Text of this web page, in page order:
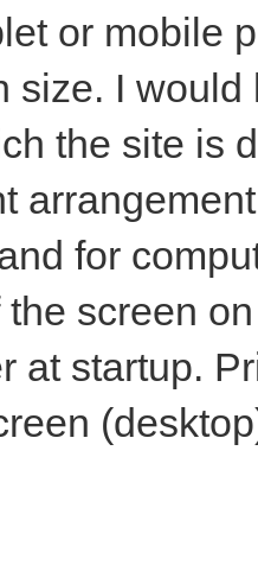
or mobile
size. I
the site is
for
screen
at startup.